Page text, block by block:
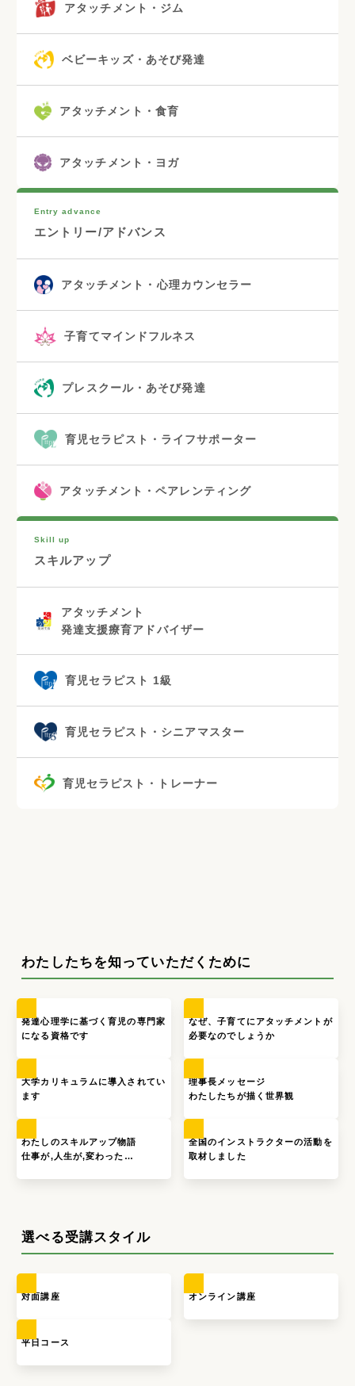
アタッチメント・ジム
ベビーキッズ・あそび発達
アタッチメント・食育
アタッチメント・ヨガ
Entry advance
エントリー/アドバンス
アタッチメント・心理カウンセラー
子育てマインドフルネス
プレスクール・あそび発達
育児セラピスト・ライフサポーター
アタッチメント・ペアレンティング
Skill up
スキルアップ
アタッチメント
発達支援療育アドバイザー
育児セラピスト 1級
育児セラピスト・シニアマスター
育児セラピスト・トレーナー
わたしたちを知っていただくために
発達心理学に基づく育児の専門家
になる資格です
なぜ、子育てにアタッチメントが
必要なのでしょうか
大学カリキュラムに導入されてい
ます
理事長メッセージ
わたしたちが描く世界観
わたしのスキルアップ物語
仕事が,人生が,変わった…
全国のインストラクターの活動を
取材しました
選べる受講スタイル
対面講座 オンライン講座
平日コース